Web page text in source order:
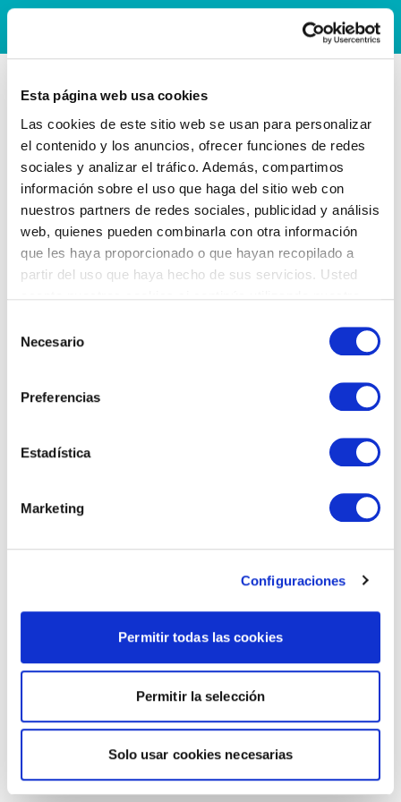
Esta página web usa cookies
Las cookies de este sitio web se usan para personalizar
el contenido y los anuncios, ofrecer funciones de redes
sociales y analizar el tráfico. Además, compartimos
información sobre el uso que haga del sitio web con
nuestros partners de redes sociales, publicidad y análisis
web, quienes pueden combinarla con otra información
que les haya proporcionado o que hayan recopilado a
partir del uso que haya hecho de sus servicios. Usted
Necesario
Preferencias
Estadística
Marketing
Configuraciones
Permitir todas las cookies
Permitir la selección
Solo usar cookies necesarias